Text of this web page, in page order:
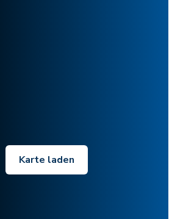
Karte laden